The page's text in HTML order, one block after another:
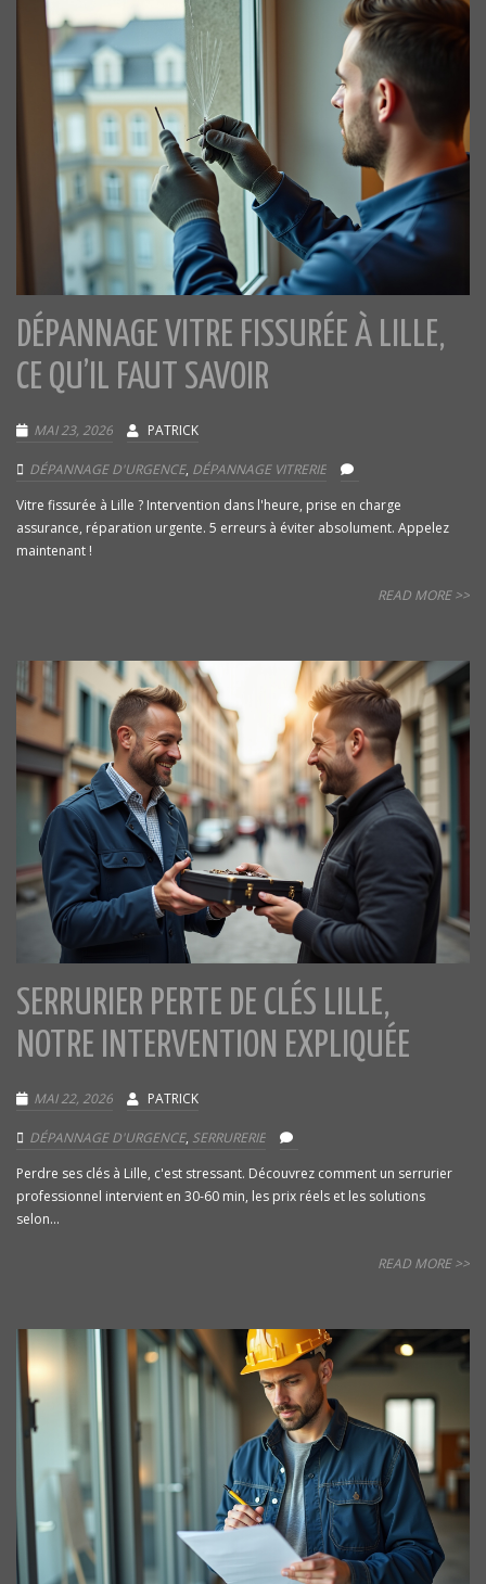
DÉPANNAGE VITRE FISSURÉE À LILLE,
CE QU’IL FAUT SAVOIR
MAI 23, 2026 PATRICK
DÉPANNAGE D'URGENCE, DÉPANNAGE VITRERIE
Vitre fissurée à Lille ? Intervention dans l'heure, prise en charge
assurance, réparation urgente. 5 erreurs à éviter absolument. Appelez
maintenant !
READ MORE >>
SERRURIER PERTE DE CLÉS LILLE,
NOTRE INTERVENTION EXPLIQUÉE
MAI 22, 2026 PATRICK
DÉPANNAGE D'URGENCE, SERRURERIE
Perdre ses clés à Lille, c'est stressant. Découvrez comment un serrurier
professionnel intervient en 30-60 min, les prix réels et les solutions
selon...
READ MORE >>